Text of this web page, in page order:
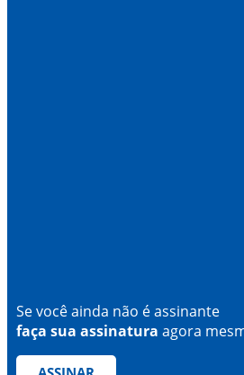
Se você ainda não é assinante
faça sua assinatura agora